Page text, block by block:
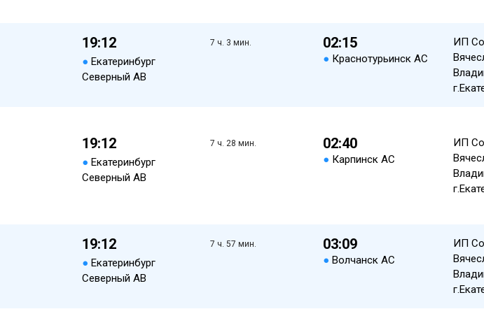
19:12
● Екатеринбург
Северный АВ
7 ч. 3 мин. 02:15
● Краснотурьинск АС
ИП
19:12
● Екатеринбург
Северный АВ
7 ч. 28 мин. 02:40
● Карпинск АС
ИП
19:12
● Екатеринбург
Северный АВ
7 ч. 57 мин. 03:09
● Волчанск АС
ИП